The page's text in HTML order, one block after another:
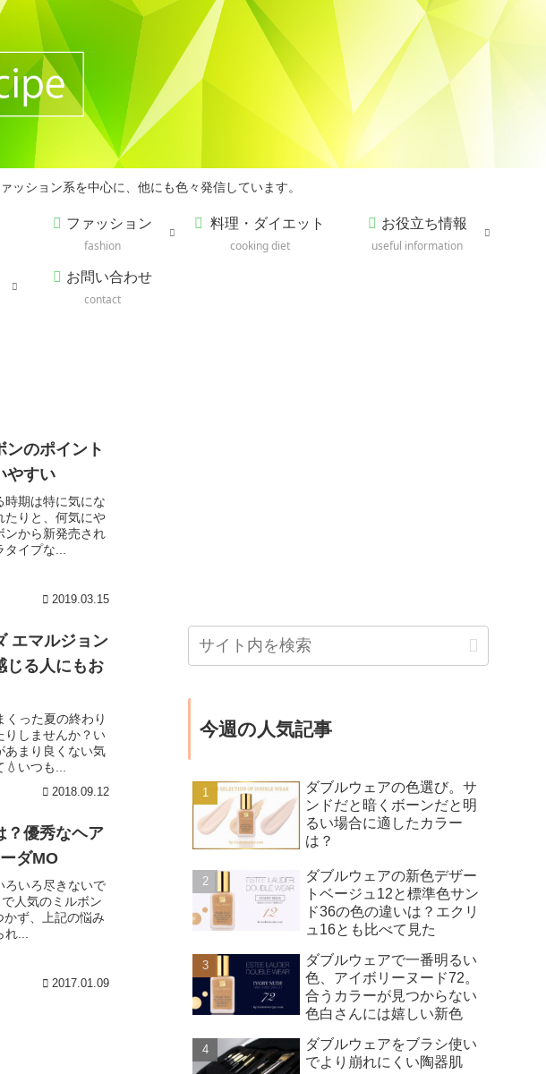
ション系を中心に、他にも色々発信しています。
ファッション
fashion
料理・ダイエット
cooking diet
お役立ち情報
useful information
お問い合わせ
contact
ンのポイント
やすい
期は特に気にな
たりと、何気にや
ンから新発売され
タイプな...
2019.03.15
エマルジョン
じる人にもお
くった夏の終わり
りしませんか？い
あまり良くない気
いつも...
2018.09.12
？優秀なヘア
ダMO
ろいろ尽きないで
人気のミルボン
ず、上記の悩み
...
2017.01.09
今週の人気記事
ダブルウェアの色選び。サ
ンドだと暗くボーンだと明
るい場合に適したカラー
は？
ダブルウェアの新色デザー
トベージュ12と標準色サン
ド36の色の違いは？エクリ
ュ16とも比べて見た
ダブルウェアで一番明るい
色、アイボリーヌード72。
合うカラーが見つからない
色白さんには嬉しい新色
ダブルウェアをブラシ使い
でより崩れにくい陶器肌